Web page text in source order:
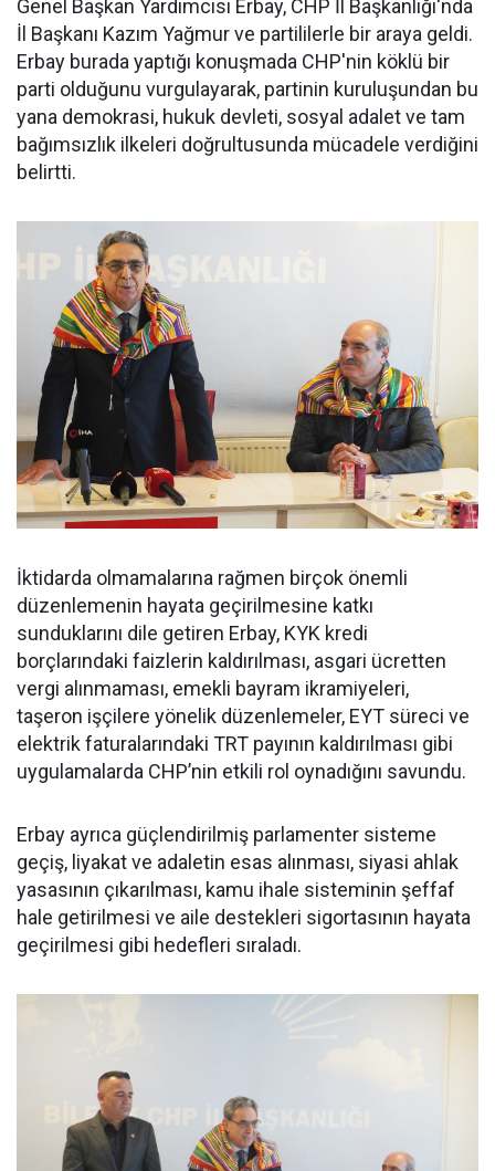
Genel Başkan Yardımcısı Erbay, CHP İl Başkanlığı'nda
İl Başkanı Kazım Yağmur ve partililerle bir araya geldi.
Erbay burada yaptığı konuşmada CHP'nin köklü bir
parti olduğunu vurgulayarak, partinin kuruluşundan bu
yana demokrasi, hukuk devleti, sosyal adalet ve tam
bağımsızlık ilkeleri doğrultusunda mücadele verdiğini
belirtti.
İktidarda olmamalarına rağmen birçok önemli
düzenlemenin hayata geçirilmesine katkı
sunduklarını dile getiren Erbay, KYK kredi
borçlarındaki faizlerin kaldırılması, asgari ücretten
vergi alınmaması, emekli bayram ikramiyeleri,
taşeron işçilere yönelik düzenlemeler, EYT süreci ve
elektrik faturalarındaki TRT payının kaldırılması gibi
uygulamalarda CHP’nin etkili rol oynadığını savundu.
Erbay ayrıca güçlendirilmiş parlamenter sisteme
geçiş, liyakat ve adaletin esas alınması, siyasi ahlak
yasasının çıkarılması, kamu ihale sisteminin şeffaf
hale getirilmesi ve aile destekleri sigortasının hayata
geçirilmesi gibi hedefleri sıraladı.